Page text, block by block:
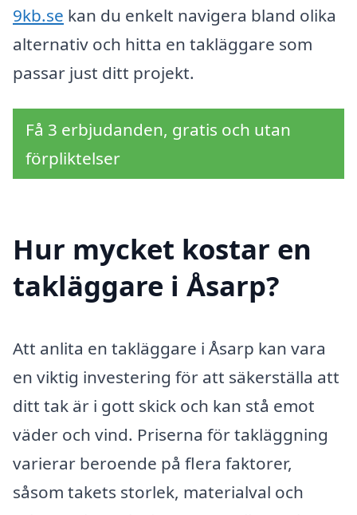
9kb.se kan du enkelt navigera bland olika
alternativ och hitta en takläggare som
passar just ditt projekt.
Få 3 erbjudanden, gratis och utan
förpliktelser
Hur mycket kostar en
takläggare i Åsarp?
Att anlita en takläggare i Åsarp kan vara
en viktig investering för att säkerställa att
ditt tak är i gott skick och kan stå emot
väder och vind. Priserna för takläggning
varierar beroende på flera faktorer,
såsom takets storlek, materialval och